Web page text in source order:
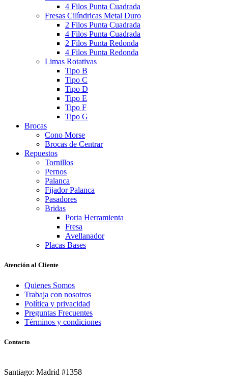
4 Filos Punta Cuadrada
Fresas Cilíndricas Metal Duro
2 Filos Punta Cuadrada
4 Filos Punta Cuadrada
2 Filos Punta Redonda
4 Filos Punta Redonda
Limas Rotativas
Tipo B
Tipo C
Tipo D
Tipo E
Tipo F
Tipo G
Brocas
Cono Morse
Brocas de Centrar
Repuestos
Tornillos
Pernos
Palanca
Fijador Palanca
Pasadores
Bridas
Porta Herramienta
Fresa
Avellanador
Placas Bases
Atención al Cliente
Quienes Somos
Trabaja con nosotros
Política y privacidad
Preguntas Frecuentes
Términos y condiciones
Contacto
Santiago: Madrid #1358